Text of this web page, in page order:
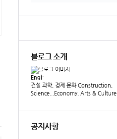
블로그 소개
Engi-
건설 과학, 경제 문화 Construction,
Science...Economy, Arts & Culture
공지사항